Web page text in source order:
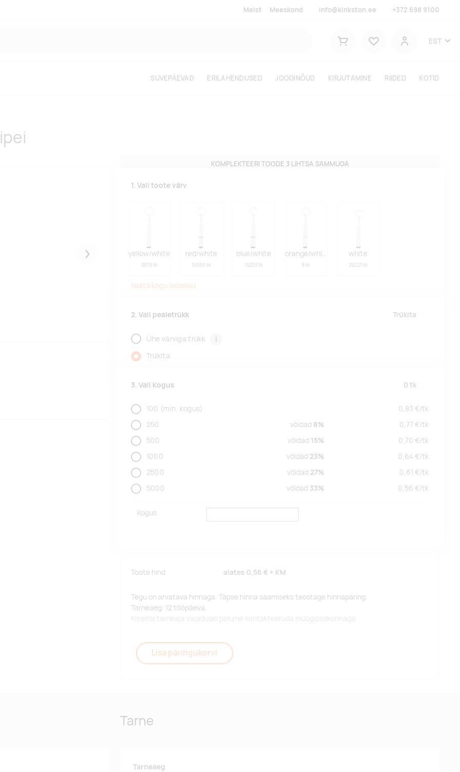
Meist Meeskond info@kinkston.ee +372 698 9100
Ostukorv
Kasutaja
EST
SUVEPÄEVAD ERILAHENDUSED JOOGINÕUD KIRJUTAMINE RIIDED KOTID
Järgmised
KOMPLEKTEERI TOODE 3 LIHTSA SAMMUGA
1. Vali toote värv
yellow/white
3579 tk
red/white
14590 tk
blue/white
15203 tk
orange/white
9 tk
white
25027 tk
Vaata kogu laoseisu
2. Vali pealetrükk Trükita
Ühe värviga trükk i
Trükita
3. Vali Kogus 0 tk
100 (min. kogus) 0,83 €/tk
250
võidad 8% 0,77 €/tk
500
võidad 15% 0,70 €/tk
1000
võidad 23% 0,64 €/tk
2500
võidad 27% 0,61 €/tk
5000
võidad 33% 0,56 €/tk
Kogus
Toote hind alates 0,56 € + KM
Tegu on arvatava hinnaga. Täpse hinna saamiseks teostage hinnapäring.
Tarneaeg: 12 tööpäeva.
Kiirema tarneaja vajadusel palume kontakteeruda müügiosakonnaga.
Lisa päringukorvi
Tarne
Tarneaeg